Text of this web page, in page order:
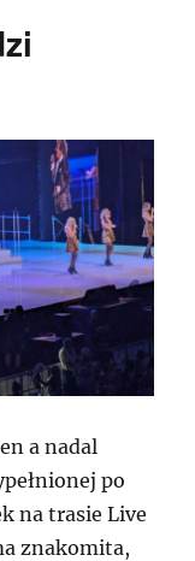
a nadal
po
na trasie Live
znakomita,